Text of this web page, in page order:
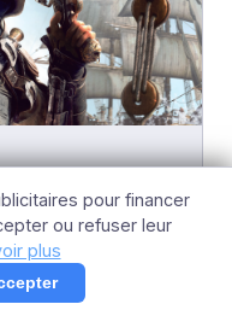
pour financer
ou refuser leur
plus